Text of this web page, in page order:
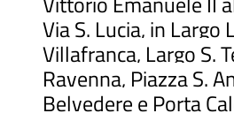
Via S. Lucia, in Largo
Villafranca, Largo S.
Ravenna, Piazza S.
Belvedere e Porta